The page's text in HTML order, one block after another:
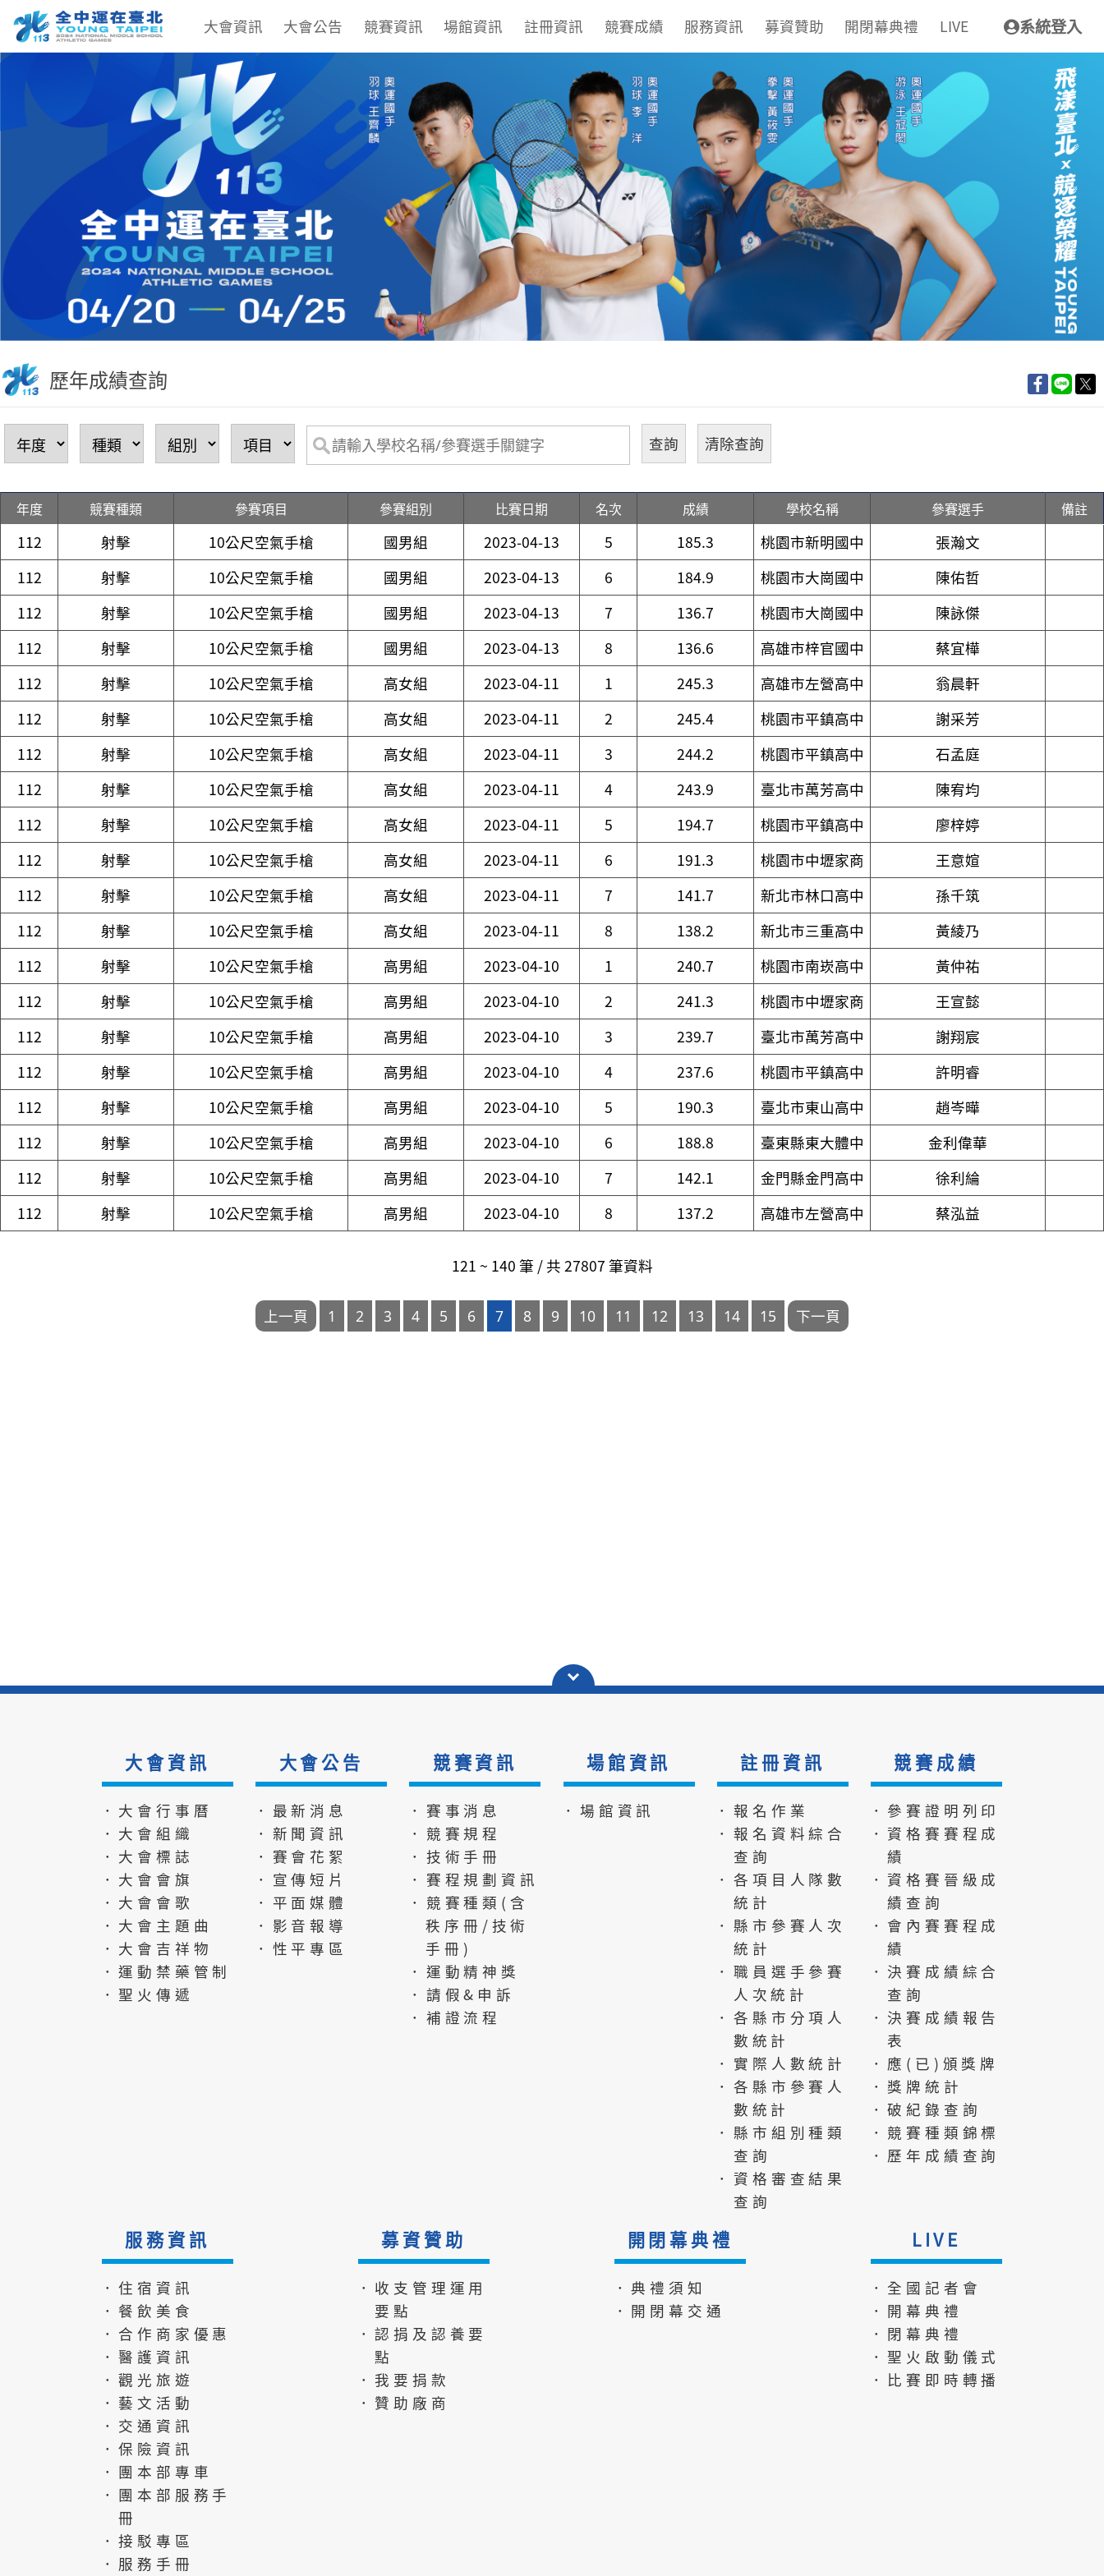
大會資訊 大會公告 競賽資訊 場館資訊 註冊資訊 競賽成績 服務資訊 募資贊助 開閉幕典禮 LIVE 系統登入
歷年成績查詢
年度 競賽種類 參賽項目 參賽組別 比賽日期 名次 成績 學校名稱 參賽選手 備註
112 射擊 10公尺空氣手槍 國男組 2023-04-13 5 185.3 桃園市新明國中
張瀚文
112
射擊 10公尺空氣手槍 國男組 2023-04-13 6 184.9 桃園市大崗國中
陳佑哲
112
射擊 10公尺空氣手槍 國男組 2023-04-13 7 136.7 桃園市大崗國中
陳詠傑
112
射擊 10公尺空氣手槍 國男組 2023-04-13 8 136.6 高雄市梓官國中
蔡宜樺
112
射擊 10公尺空氣手槍 高女組 2023-04-11 1 245.3 高雄市左營高中
翁晨軒
112
射擊 10公尺空氣手槍 高女組 2023-04-11 2 245.4 桃園市平鎮高中
謝采芳
112
射擊 10公尺空氣手槍 高女組 2023-04-11 3 244.2 桃園市平鎮高中
石孟庭
112
射擊 10公尺空氣手槍 高女組 2023-04-11 4 243.9 臺北市萬芳高中
陳宥均
112
射擊 10公尺空氣手槍 高女組 2023-04-11 5 194.7 桃園市平鎮高中
廖梓婷
112
射擊 10公尺空氣手槍 高女組 2023-04-11 6 191.3 桃園市中壢家商
王意媗
112
射擊 10公尺空氣手槍 高女組 2023-04-11 7 141.7 新北市林口高中
孫千筑
112
射擊 10公尺空氣手槍 高女組 2023-04-11 8 138.2 新北市三重高中
黃綾乃
112
射擊 10公尺空氣手槍 高男組 2023-04-10 1 240.7 桃園市南崁高中
黃仲祐
112
射擊 10公尺空氣手槍 高男組 2023-04-10 2 241.3 桃園市中壢家商
王宣懿
112
射擊 10公尺空氣手槍 高男組 2023-04-10 3 239.7 臺北市萬芳高中
謝翔宸
112
射擊 10公尺空氣手槍 高男組 2023-04-10 4 237.6 桃園市平鎮高中
許明睿
112
射擊 10公尺空氣手槍 高男組 2023-04-10 5 190.3 臺北市東山高中
趙岑曄
112
射擊 10公尺空氣手槍 高男組 2023-04-10 6 188.8 臺東縣東大體中
金利偉華
112
射擊 10公尺空氣手槍 高男組 2023-04-10 7 142.1 金門縣金門高中
徐利綸
112
射擊 10公尺空氣手槍 高男組 2023-04-10 8 137.2 高雄市左營高中 蔡泓益
121 ~ 140 筆 / 共 27807 筆資料
大會資訊
．大會行事曆
．大會組織
．大會標誌
．大會會旗
．大會會歌
．大會主題曲
．大會吉祥物
．運動禁藥管制
．聖火傳遞
大會公告
．最新消息
．新聞資訊
．賽會花絮
．宣傳短片
．平面媒體
．影音報導
．性平專區
競賽資訊
．賽事消息
．競賽規程
．技術手冊
．賽程規劃資訊
．競賽種類(含
秩序冊/技術
手冊)
．運動精神獎
．請假&申訴
．補證流程
場館資訊
．場館資訊
註冊資訊
．報名作業
．報名資料綜合
查詢
．各項目人隊數
統計
．縣市參賽人次
統計
．職員選手參賽
人次統計
．各縣市分項人
數統計
．實際人數統計
．各縣市參賽人
數統計
．縣市組別種類
查詢
．資格審查結果
查詢
競賽成績
．參賽證明列印
．資格賽賽程成
績
．資格賽晉級成
績查詢
．會內賽賽程成
績
．決賽成績綜合
查詢
．決賽成績報告
表
．應(已)頒獎牌
．獎牌統計
．破紀錄查詢
．競賽種類錦標
．歷年成績查詢
服務資訊
．住宿資訊
．餐飲美食
．合作商家優惠
．醫護資訊
．觀光旅遊
．藝文活動
．交通資訊
．保險資訊
．團本部專車
．團本部服務手
冊
．接駁專區
．服務手冊
募資贊助
．收支管理運用
要點
．認捐及認養要
點
．我要捐款
．贊助廠商
開閉幕典禮
．典禮須知
．開閉幕交通
LIVE
．全國記者會
．開幕典禮
．閉幕典禮
．聖火啟動儀式
．比賽即時轉播